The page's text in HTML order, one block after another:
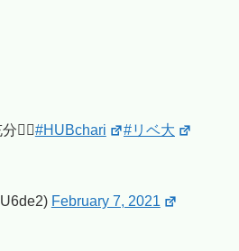
🙆‍♂️#HUBchari #リベ大
February 7, 2021